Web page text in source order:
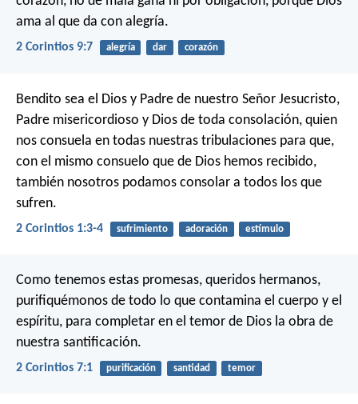
ama al que da con alegría.
2 Corintios 9:7 alegría dar corazón
Bendito sea el Dios y Padre de nuestro Señor Jesucristo,
Padre misericordioso y Dios de toda consolación, quien
nos consuela en todas nuestras tribulaciones para que,
con el mismo consuelo que de Dios hemos recibido,
también nosotros podamos consolar a todos los que
sufren.
2 Corintios 1:3-4 sufrimiento adoración estímulo
Como tenemos estas promesas, queridos hermanos,
purifiquémonos de todo lo que contamina el cuerpo y el
espíritu, para completar en el temor de Dios la obra de
nuestra santificación.
2 Corintios 7:1 purificación santidad temor